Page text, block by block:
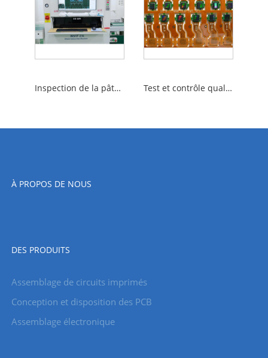
Inspection de la pâte à souder PCBA Test et contrôle qualité des cartes PCBA
À PROPOS DE NOUS
DES PRODUITS
Assemblage de circuits imprimés
Conception et disposition des PCB
Assemblage électronique